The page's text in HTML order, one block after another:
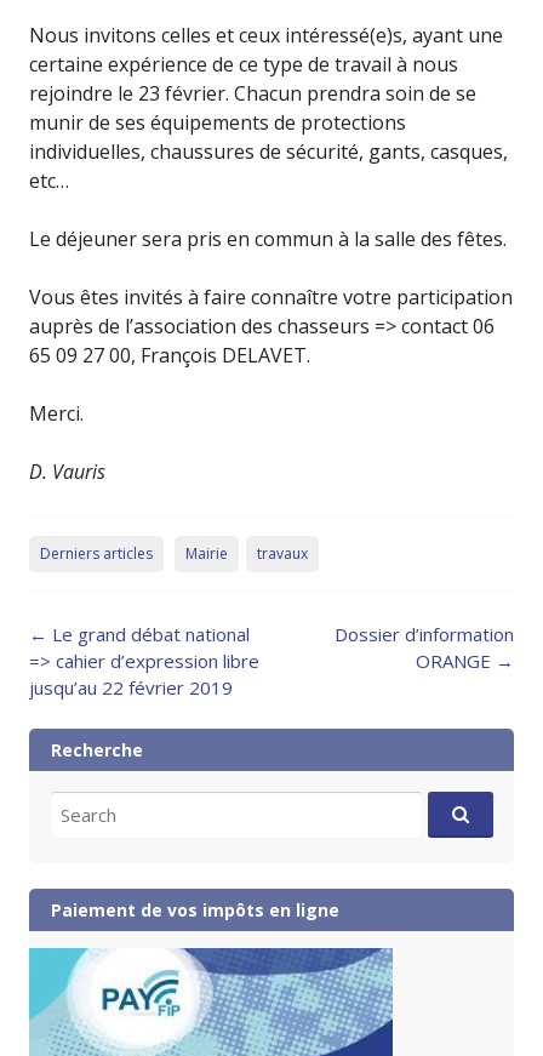
Nous invitons celles et ceux intéressé(e)s, ayant une
certaine expérience de ce type de travail à nous
rejoindre le 23 février. Chacun prendra soin de se
munir de ses équipements de protections
individuelles, chaussures de sécurité, gants, casques,
etc…
Le déjeuner sera pris en commun à la salle des fêtes.
Vous êtes invités à faire connaître votre participation
auprès de l’association des chasseurs => contact 06
65 09 27 00, François DELAVET.
Merci.
D. Vauris
Derniers articles Mairie travaux
Post
navigation
← Le grand débat national
=> cahier d’expression libre
jusqu’au 22 février 2019
Dossier d’information
ORANGE →
Recherche
for:
Paiement de vos impôts en ligne